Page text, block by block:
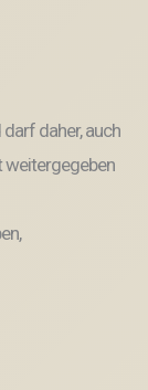
daher, auch
weitergegeben